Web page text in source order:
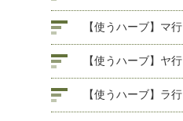
【使うハーブ】マ行
【使うハーブ】ヤ行
【使うハーブ】ラ行